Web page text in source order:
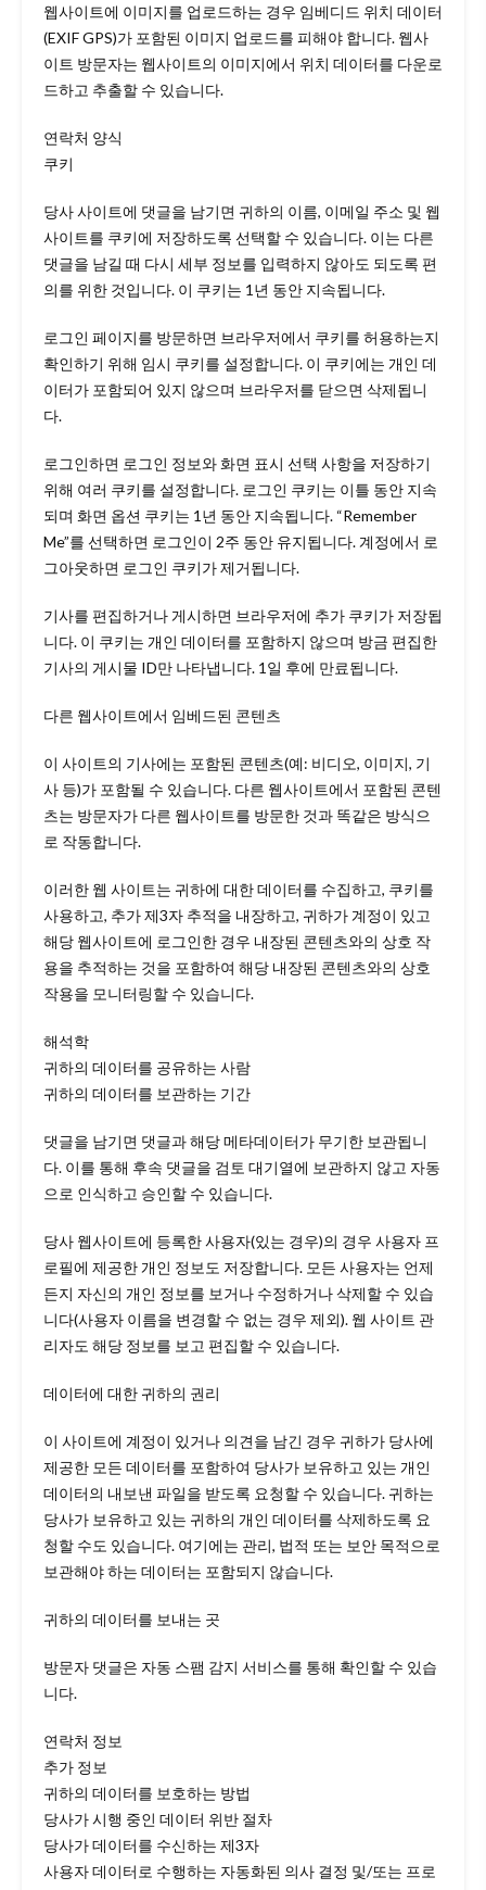
웹사이트에 이미지를 업로드하는 경우 임베디드 위치 데이터
(EXIF GPS)가 포함된 이미지 업로드를 피해야 합니다. 웹사
이트 방문자는 웹사이트의 이미지에서 위치 데이터를 다운로
드하고 추출할 수 있습니다.
연락처 양식
쿠키
당사 사이트에 댓글을 남기면 귀하의 이름, 이메일 주소 및 웹
사이트를 쿠키에 저장하도록 선택할 수 있습니다. 이는 다른
댓글을 남길 때 다시 세부 정보를 입력하지 않아도 되도록 편
의를 위한 것입니다. 이 쿠키는 1년 동안 지속됩니다.
로그인 페이지를 방문하면 브라우저에서 쿠키를 허용하는지
확인하기 위해 임시 쿠키를 설정합니다. 이 쿠키에는 개인 데
이터가 포함되어 있지 않으며 브라우저를 닫으면 삭제됩니
다.
로그인하면 로그인 정보와 화면 표시 선택 사항을 저장하기
위해 여러 쿠키를 설정합니다. 로그인 쿠키는 이틀 동안 지속
되며 화면 옵션 쿠키는 1년 동안 지속됩니다. “Remember
Me”를 선택하면 로그인이 2주 동안 유지됩니다. 계정에서 로
그아웃하면 로그인 쿠키가 제거됩니다.
기사를 편집하거나 게시하면 브라우저에 추가 쿠키가 저장됩
니다. 이 쿠키는 개인 데이터를 포함하지 않으며 방금 편집한
기사의 게시물 ID만 나타냅니다. 1일 후에 만료됩니다.
다른 웹사이트에서 임베드된 콘텐츠
이 사이트의 기사에는 포함된 콘텐츠(예: 비디오, 이미지, 기
사 등)가 포함될 수 있습니다. 다른 웹사이트에서 포함된 콘텐
츠는 방문자가 다른 웹사이트를 방문한 것과 똑같은 방식으
로 작동합니다.
이러한 웹 사이트는 귀하에 대한 데이터를 수집하고, 쿠키를
사용하고, 추가 제3자 추적을 내장하고, 귀하가 계정이 있고
해당 웹사이트에 로그인한 경우 내장된 콘텐츠와의 상호 작
용을 추적하는 것을 포함하여 해당 내장된 콘텐츠와의 상호
작용을 모니터링할 수 있습니다.
해석학
귀하의 데이터를 공유하는 사람
귀하의 데이터를 보관하는 기간
댓글을 남기면 댓글과 해당 메타데이터가 무기한 보관됩니
다. 이를 통해 후속 댓글을 검토 대기열에 보관하지 않고 자동
으로 인식하고 승인할 수 있습니다.
당사 웹사이트에 등록한 사용자(있는 경우)의 경우 사용자 프
로필에 제공한 개인 정보도 저장합니다. 모든 사용자는 언제
든지 자신의 개인 정보를 보거나 수정하거나 삭제할 수 있습
니다(사용자 이름을 변경할 수 없는 경우 제외). 웹 사이트 관
리자도 해당 정보를 보고 편집할 수 있습니다.
데이터에 대한 귀하의 권리
이 사이트에 계정이 있거나 의견을 남긴 경우 귀하가 당사에
제공한 모든 데이터를 포함하여 당사가 보유하고 있는 개인
데이터의 내보낸 파일을 받도록 요청할 수 있습니다. 귀하는
당사가 보유하고 있는 귀하의 개인 데이터를 삭제하도록 요
청할 수도 있습니다. 여기에는 관리, 법적 또는 보안 목적으로
보관해야 하는 데이터는 포함되지 않습니다.
귀하의 데이터를 보내는 곳
방문자 댓글은 자동 스팸 감지 서비스를 통해 확인할 수 있습
니다.
연락처 정보
추가 정보
귀하의 데이터를 보호하는 방법
당사가 시행 중인 데이터 위반 절차
당사가 데이터를 수신하는 제3자
사용자 데이터로 수행하는 자동화된 의사 결정 및/또는 프로